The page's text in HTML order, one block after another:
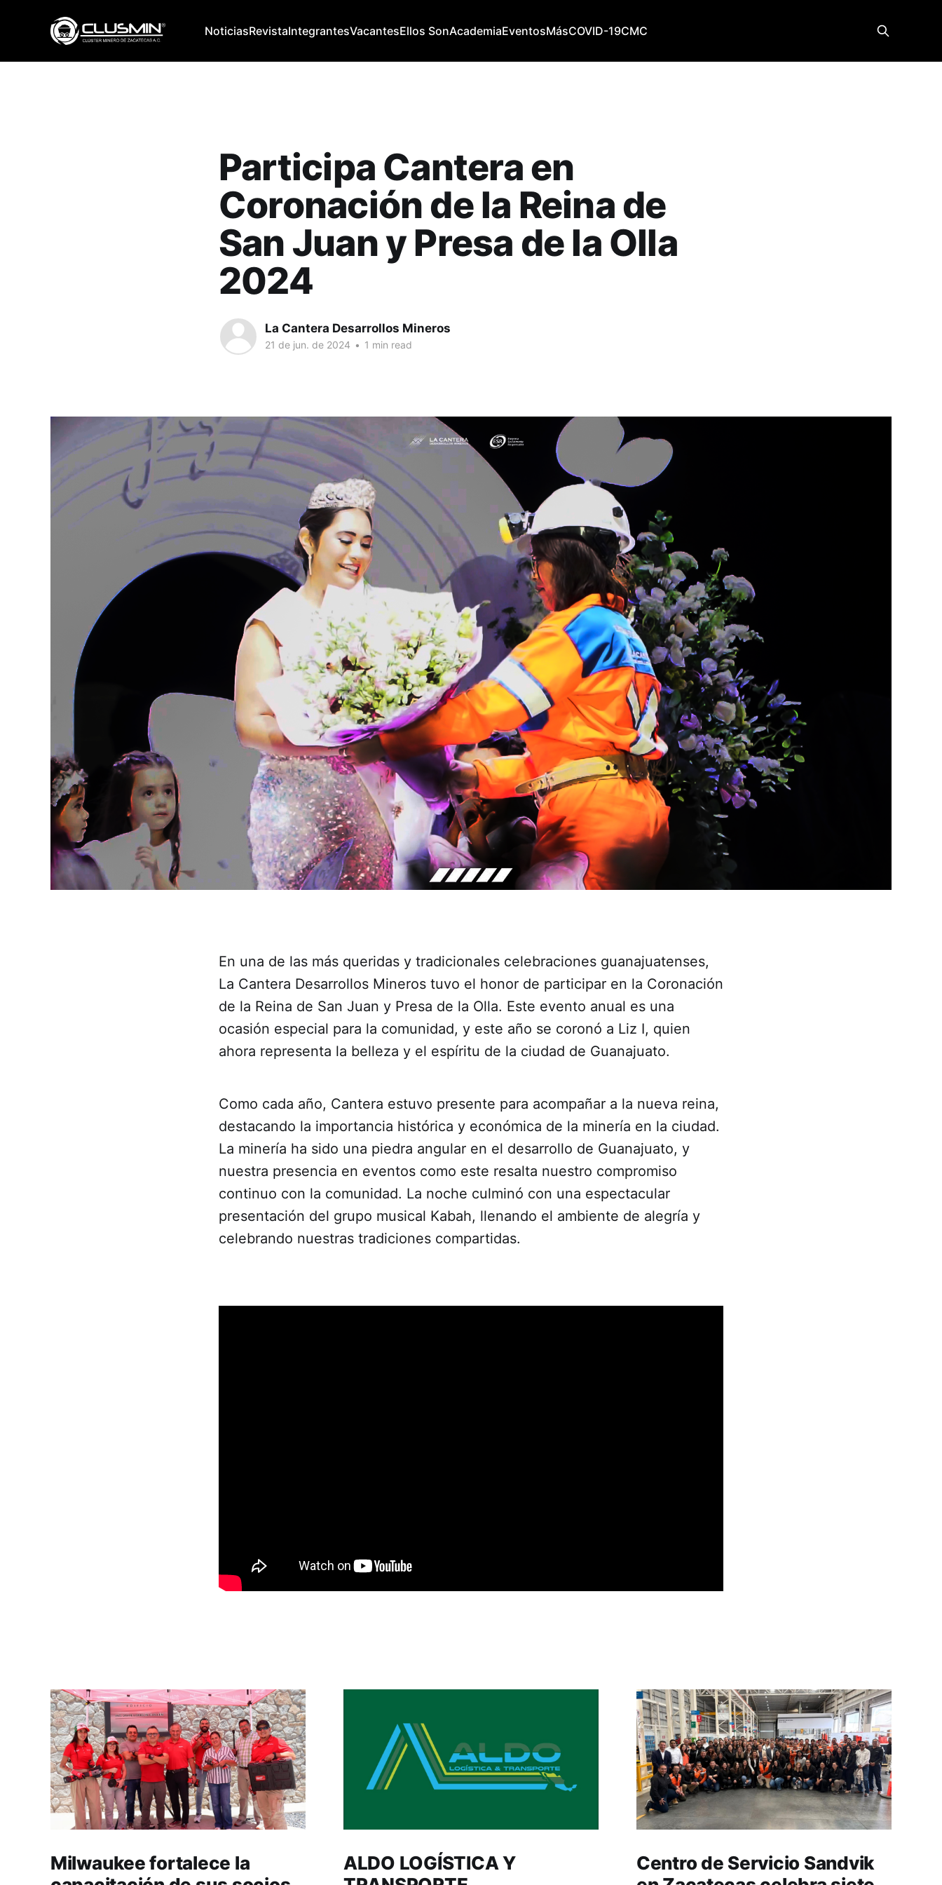
NoticiasRevistaIntegrantesVacantesEllos SonAcademiaEventosMásCOVID-19CMC
Participa Cantera en
Coronación de la Reina de
San Juan y Presa de la Olla
2024
La Cantera Desarrollos Mineros
21 de jun. de 2024 • 1 min read
En una de las más queridas y tradicionales celebraciones guanajuatenses,
La Cantera Desarrollos Mineros tuvo el honor de participar en la Coronación
de la Reina de San Juan y Presa de la Olla. Este evento anual es una
ocasión especial para la comunidad, y este año se coronó a Liz I, quien
ahora representa la belleza y el espíritu de la ciudad de Guanajuato.
Como cada año, Cantera estuvo presente para acompañar a la nueva reina,
destacando la importancia histórica y económica de la minería en la ciudad.
La minería ha sido una piedra angular en el desarrollo de Guanajuato, y
nuestra presencia en eventos como este resalta nuestro compromiso
continuo con la comunidad. La noche culminó con una espectacular
presentación del grupo musical Kabah, llenando el ambiente de alegría y
celebrando nuestras tradiciones compartidas.
Milwaukee fortalece la
ALDO LOGÍSTICA Y
Centro de Servicio Sandvik